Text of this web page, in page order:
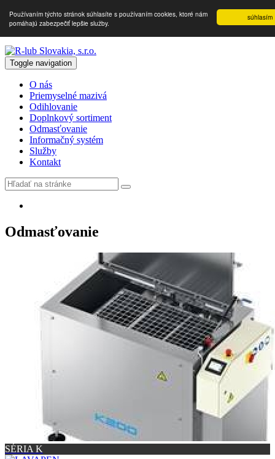
súhlasím
Používaním týchto stránok súhlasíte s používaním cookies, ktoré nám
pomáhajú zabezpečiť lepšie služby.
Toggle navigation
O nás
Priemyselné mazivá
Odihlovanie
Doplnkový sortiment
Odmasťovanie
Informačný systém
Služby
Kontakt
Odmasťovanie
SÉRIA K